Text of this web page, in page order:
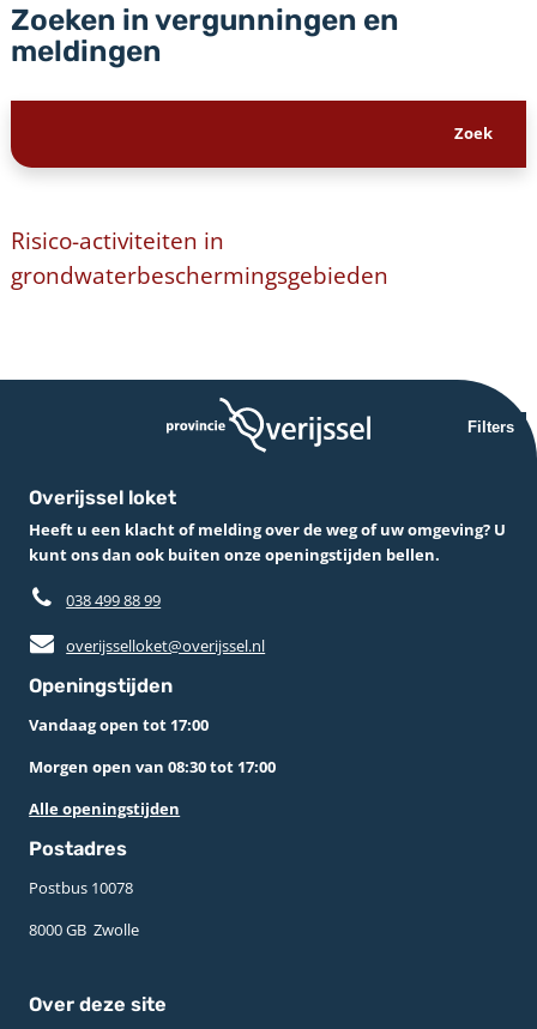
Zoeken in vergunningen en
meldingen
Risico-activiteiten in
grondwaterbeschermingsgebieden
Filters
Overijssel loket
Heeft u een klacht of melding over de weg of uw omgeving? U
kunt ons dan ook buiten onze openingstijden bellen.
038 499 88 99
overijsselloket@overijssel.nl
Openingstijden
Vandaag open tot 17:00
Morgen open van 08:30 tot 17:00
Alle openingstijden
Postadres
Postbus 10078 ­
8000 GB ­ Zwolle
Over deze site